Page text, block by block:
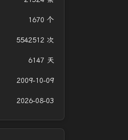
1670 个
5542512 次
6147 天
2009-10-09
2026-08-03